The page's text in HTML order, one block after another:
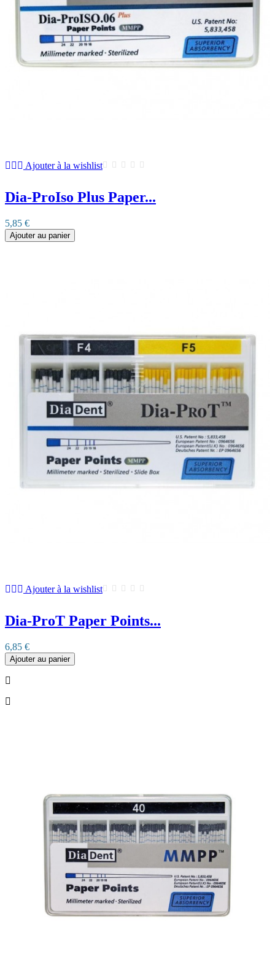
Ajouter à la wishlist
Dia-ProIso Plus Paper...
5,85 €
Ajouter au panier
Ajouter à la wishlist
Dia-ProT Paper Points...
6,85 €
Ajouter au panier